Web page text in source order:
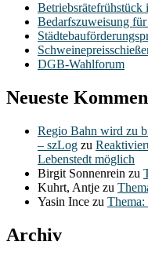
Bedarfszuweisung
DGB-Wahlforum
Neueste
Regio Bahn wird zu
– szLog zu
Lebenstedt möglich
Birgit Sonnenrein zu
Kuhrt, Antje zu
Yasin Ince zu Thema:
Archiv